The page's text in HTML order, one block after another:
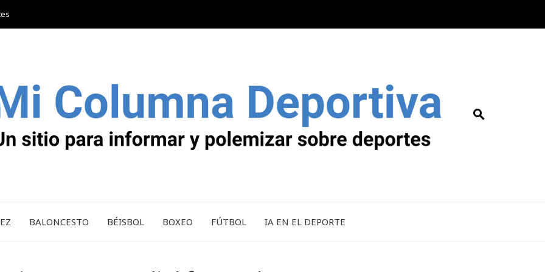
BALONCESTO BÉISBOL BOXEO FÚTBOL IA EN EL DEPORTE